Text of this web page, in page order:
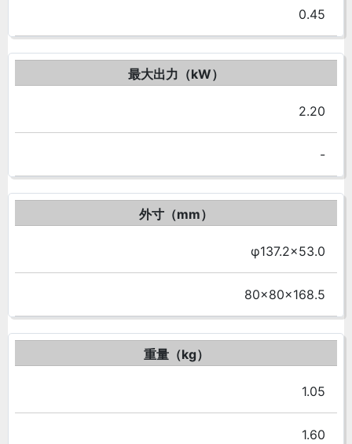
0.45
最大出力（kW）
2.20
-
外寸（mm）
φ137.2×53.0
80×80×168.5
重量（kg）
1.05
1.60